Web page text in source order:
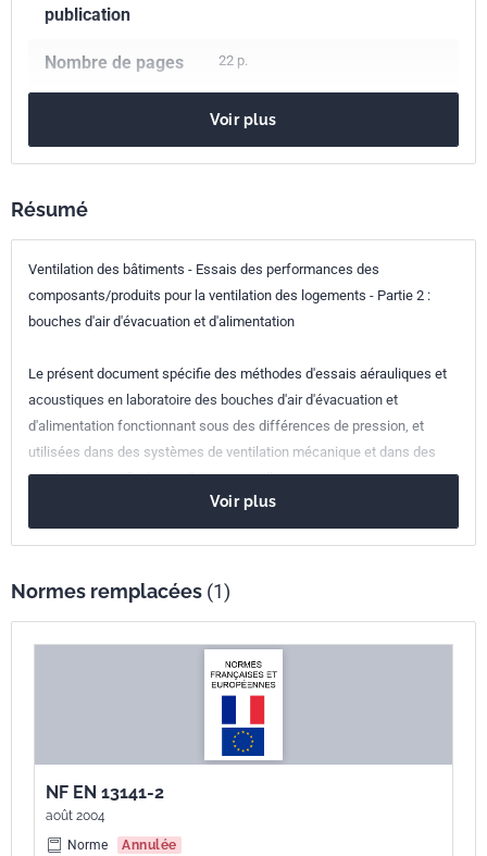
publication
Nombre de pages 22 p.
Codes ICS
91.140.30
classement
Numéro de tirage 1 - août 2010
Parenté
européenne
EN 13141-2:2010
Voir plus
Résumé
Ventilation des bâtiments - Essais des performances des
composants/produits pour la ventilation des logements - Partie 2 :
bouches d'air d'évacuation et d'alimentation
Le présent document spécifie des méthodes d'essais aérauliques et
acoustiques en laboratoire des bouches d'air d'évacuation et
d'alimentation fonctionnant sous des différences de pression, et
utilisées dans des systèmes de ventilation mécanique et dans des
systèmes passifs de ventilation naturelle.
Voir plus
Normes remplacées (1)
NF EN 13141-2
août 2004
Norme
Annulée